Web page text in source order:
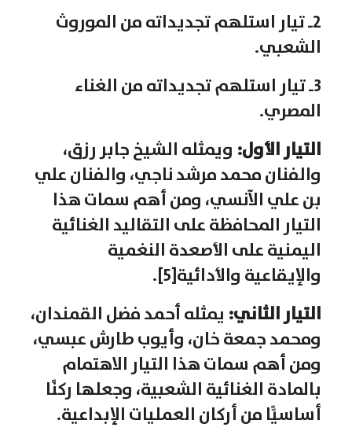
2ـ تيار استلهم تجديداته من الموروث
الشعبي.
3ـ تيار استلهم تجديداته من الغناء
المصري.
التيار الأول: ويمثله الشيخ جابر رزق،
والفنان محمد مرشد ناجي، والفنان علي
بن علي الآنسي، ومن أهم سمات هذا
التيار المحافظة على التقاليد الغنائية
اليمنية على الأصعدة النغمية
والإيقاعية والأدائية[5].
التيار الثاني: يمثله أحمد فضل القمندان،
ومحمد جمعة خان، وأيوب طارش عبسي،
ومن أهم سمات هذا التيار الاهتمام
بالمادة الغنائية الشعبية، وجعلها ركنًا
أساسيًّا من أركان العمليات الإبداعية.